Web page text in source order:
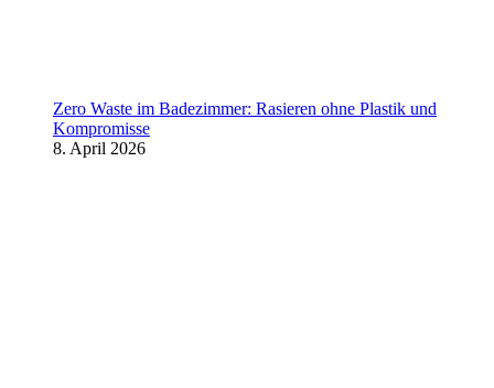
Zero Waste im Badezimmer: Rasieren ohne Plastik und
Kompromisse
8. April 2026